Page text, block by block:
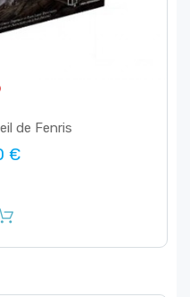
de Fenris
€